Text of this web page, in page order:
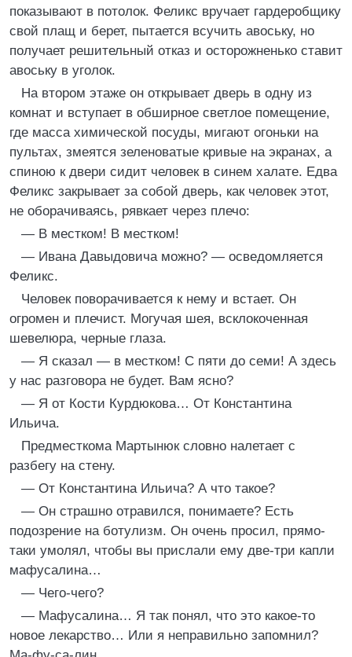
показывают в потолок. Феликс вручает гардеробщику
свой плащ и берет, пытается всучить авоську, но
получает решительный отказ и осторожненько ставит
авоську в уголок.
На втором этаже он открывает дверь в одну из
комнат и вступает в обширное светлое помещение,
где масса химической посуды, мигают огоньки на
пультах, змеятся зеленоватые кривые на экранах, а
спиною к двери сидит человек в синем халате. Едва
Феликс закрывает за собой дверь, как человек этот,
не оборачиваясь, рявкает через плечо:
— В местком! В местком!
— Ивана Давыдовича можно? — осведомляется
Феликс.
Человек поворачивается к нему и встает. Он
огромен и плечист. Могучая шея, всклокоченная
шевелюра, черные глаза.
— Я сказал — в местком! С пяти до семи! А здесь
у нас разговора не будет. Вам ясно?
— Я от Кости Курдюкова… От Константина
Ильича.
Предместкома Мартынюк словно налетает с
разбегу на стену.
— От Константина Ильича? А что такое?
— Он страшно отравился, понимаете? Есть
подозрение на ботулизм. Он очень просил, прямо-
таки умолял, чтобы вы прислали ему две-три капли
мафусалина…
— Чего-чего?
— Мафусалина… Я так понял, что это какое-то
новое лекарство… Или я неправильно запомнил?